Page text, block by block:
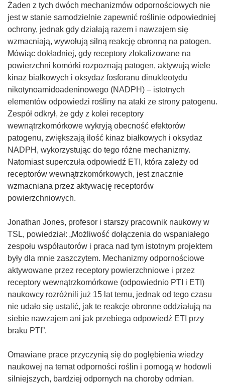
k
o
s
i
ę
w
o
n
Żaden z tych dwóch mechanizmów odpornościowych nie
jest w stanie samodzielnie zapewnić roślinie odpowiedniej
ochrony, jednak gdy działają razem i nawzajem się
wzmacniają, wywołują silną reakcję obronną na patogen.
Mówiąc dokładniej, gdy receptory zlokalizowane na
powierzchni komórki rozpoznają patogen, aktywują wiele
kinaz białkowych i oksydaz fosforanu dinukleotydu
nikotynoamidoadeninowego (NADPH) – istotnych
elementów odpowiedzi rośliny na ataki ze strony patogenu.
Zespół odkrył, że gdy z kolei receptory
wewnątrzkomórkowe wykryją obecność efektorów
patogenu, zwiększają ilość kinaz białkowych i oksydaz
NADPH, wykorzystując do tego różne mechanizmy.
Natomiast superczuła odpowiedź ETI, która zależy od
receptorów wewnątrzkomórkowych, jest znacznie
wzmacniana przez aktywację receptorów
powierzchniowych.
Jonathan Jones, profesor i starszy pracownik naukowy w
TSL, powiedział: „Możliwość dołączenia do wspaniałego
zespołu współautorów i praca nad tym istotnym projektem
były dla mnie zaszczytem. Mechanizmy odpornościowe
aktywowane przez receptory powierzchniowe i przez
receptory wewnątrzkomórkowe (odpowiednio PTI i ETI)
naukowcy rozróżnili już 15 lat temu, jednak od tego czasu
nie udało się ustalić, jak te reakcje obronne oddziałują na
siebie nawzajem ani jak przebiega odpowiedź ETI przy
braku PTI”.
Omawiane prace przyczynią się do pogłębienia wiedzy
naukowej na temat odporności roślin i pomogą w hodowli
silniejszych, bardziej odpornych na choroby odmian.